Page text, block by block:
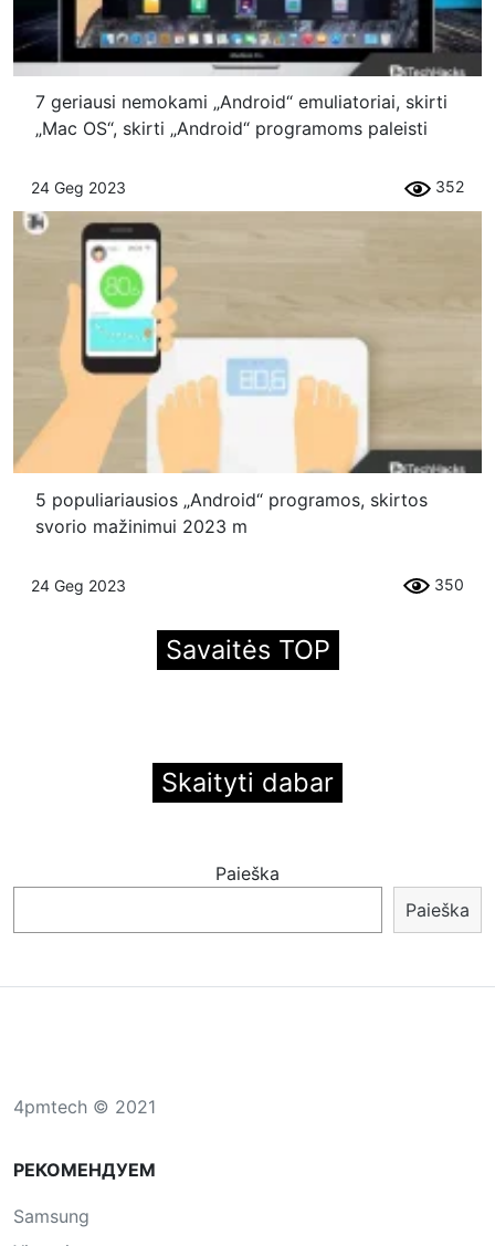
7 geriausi nemokami „Android“ emuliatoriai, skirti
„Mac OS“, skirti „Android“ programoms paleisti
24 Geg 2023 352
5 populiariausios „Android“ programos, skirtos
svorio mažinimui 2023 m
24 Geg 2023 350
Savaitės TOP
Skaityti dabar
Paieška
Paieška
4pmtech © 2021
РЕКОМЕНДУЕМ
Samsung